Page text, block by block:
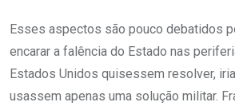
Esses aspectos são pouco debatidos
encarar a falência do Estado nas
Estados Unidos quisessem resolver,
usassem apenas uma solução militar.